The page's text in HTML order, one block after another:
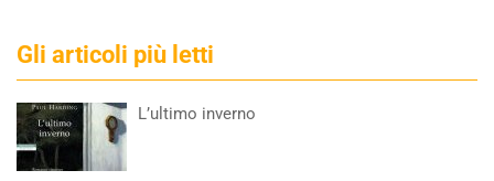
Gli articoli più letti
L’ultimo inverno